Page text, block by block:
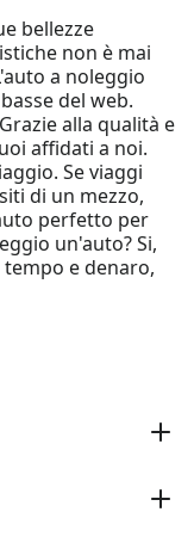
bellezze
non è mai
a noleggio
del web.
alla qualità e
affidati a noi.
Se viaggi
di un mezzo,
perfetto per
un'auto? Si,
e denaro,